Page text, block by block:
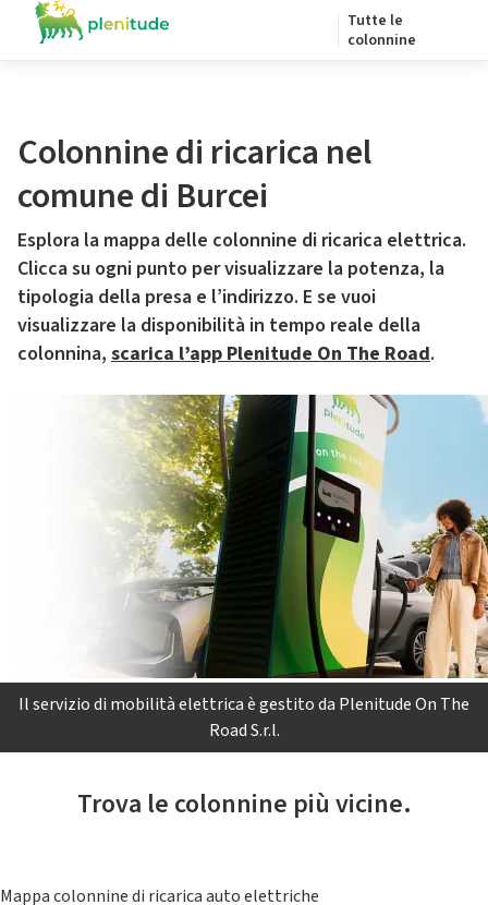
Tutte le
colonnine
Colonnine di ricarica nel
comune di Burcei
Esplora la mappa delle colonnine di ricarica elettrica.
Clicca su ogni punto per visualizzare la potenza, la
tipologia della presa e l’indirizzo. E se vuoi
visualizzare la disponibilità in tempo reale della
colonnina, scarica l’app Plenitude On The Road.
Il servizio di mobilità elettrica è gestito da Plenitude On The
Road S.r.l.
Trova le colonnine più vicine.
Mappa colonnine di ricarica auto elettriche